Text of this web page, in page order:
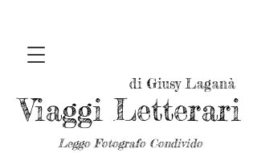
Leggo Fotografo Condivido
Viaggi Letterari
di Giusy Laganà